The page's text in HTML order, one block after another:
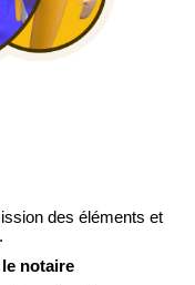
des éléments et
notaire